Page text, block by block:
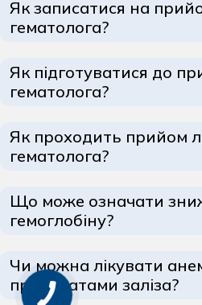
Як записатися на
гематолога?
Як підготуватися до
гематолога?
Як проходить прийом
гематолога?
Що може означати
гемоглобіну?
Коли результати аналізів
гемоглобіну, це може
Важливо знати, що такий стан
Чи можна лікувати
препаратами заліза?